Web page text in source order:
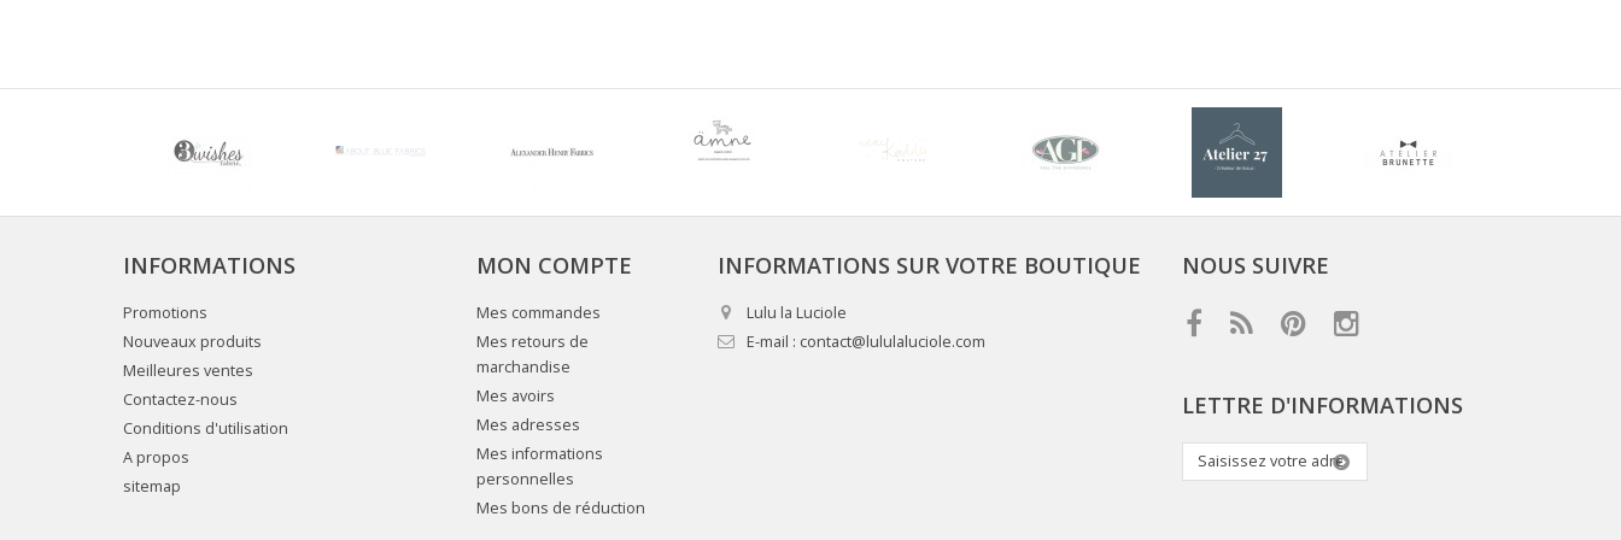
INFORMATIONS
Promotions
Nouveaux produits
Meilleures ventes
Contactez-nous
Conditions d'utilisation
A propos
sitemap
MON COMPTE
Mes commandes
Mes retours de
marchandise
Mes avoirs
Mes adresses
Mes informations
personnelles
Mes bons de réduction
INFORMATIONS SUR VOTRE BOUTIQUE
Lulu la Luciole
E-mail : contact@lululaluciole.com
NOUS SUIVRE
LETTRE D'INFORMATIONS